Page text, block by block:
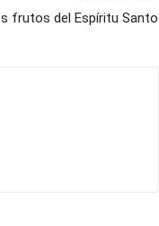
frutos del Espíritu Santo